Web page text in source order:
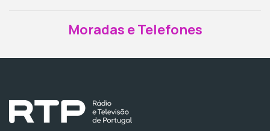
Moradas e Telefones